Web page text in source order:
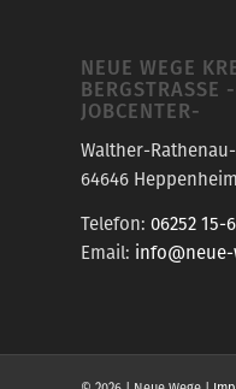
NEUE WEGE
BERGSTRASSE
OBCENTER-
Walther-
64646 Heppenheim
Telefon: 06252 15-
Email: